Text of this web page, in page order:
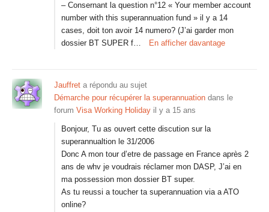
– Consernant la question n°12 « Your member account
number with this superannuation fund » il y a 14
cases, doit ton avoir 14 numero? (J’ai garder mon
dossier BT SUPER f…
En afficher davantage
Jauffret a répondu au sujet
Démarche pour récupérer la superannuation dans le
forum Visa Working Holiday il y a 15 ans
Bonjour, Tu as ouvert cette discution sur la
superannualtion le 31/2006
Donc A mon tour d’etre de passage en France après 2
ans de whv je voudrais réclamer mon DASP, J’ai en
ma possession mon dossier BT super.
As tu reussi a toucher ta superannuation via a ATO
online?